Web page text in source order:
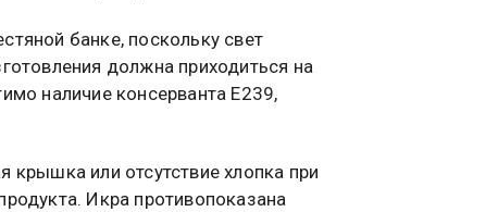
банке, поскольку свет
должна приходиться на
наличие консерванта E239,
крышка или отсутствие хлопка при
Икра противопоказана